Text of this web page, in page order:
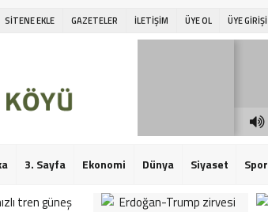
SİTENE EKLE GAZETELER İLETİŞİM ÜYE OL ÜYE GİRİŞİ
3. Sayfa Ekonomi Dünya Siyaset Spor